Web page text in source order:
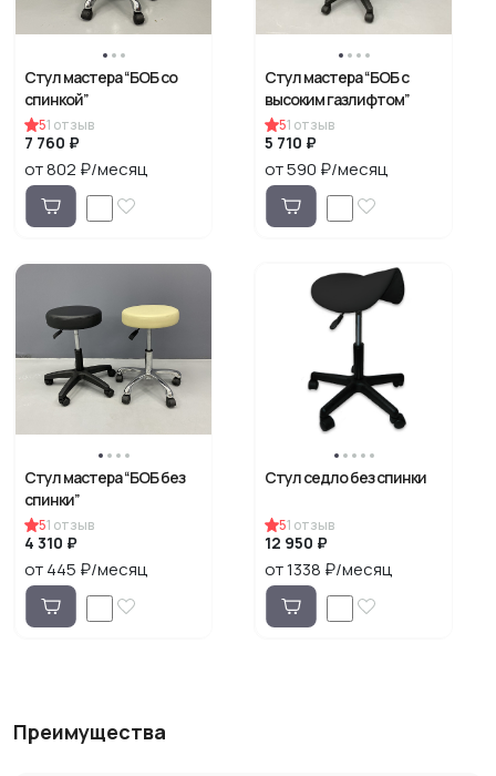
Стул мастера “БОБ со
спинкой”
51 отзыв
7 760 ₽
от 802 ₽/месяц
Стул мастера “БОБ с
высоким газлифтом”
51 отзыв
5 710 ₽
от 590 ₽/месяц
Стул мастера “БОБ без
спинки”
51 отзыв
4 310 ₽
от 445 ₽/месяц
Стул седло без спинки
51 отзыв
12 950 ₽
от 1338 ₽/месяц
Преимущества